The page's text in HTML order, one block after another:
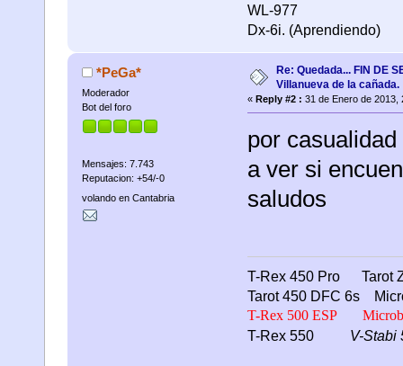
WL-977
Dx-6i. (Aprendiendo)
*PeGa*
Moderador
Bot del foro
Mensajes: 7.743
Reputacion: +54/-0
volando en Cantabria
Re: Quedada... FIN DE
Villanueva de la cañada.
« Reply #2 : 31 de Enero de 2013,
por
a ver si
saludos
T-Rex 450 Pro Tarot
Tarot 450 DFC 6s
T-Rex 500 ESP
T-Rex 550 V-Stabi